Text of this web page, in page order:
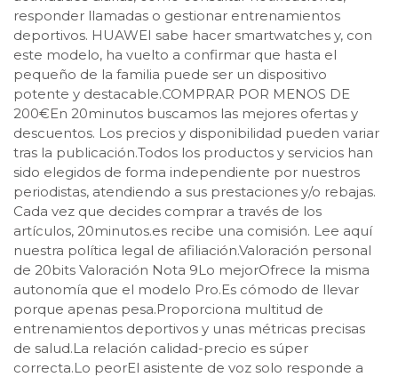
responder llamadas o gestionar entrenamientos
deportivos. HUAWEI sabe hacer smartwatches y, con
este modelo, ha vuelto a confirmar que hasta el
pequeño de la familia puede ser un dispositivo
potente y destacable.COMPRAR POR MENOS DE
200€En 20minutos buscamos las mejores ofertas y
descuentos. Los precios y disponibilidad pueden variar
tras la publicación.Todos los productos y servicios han
sido elegidos de forma independiente por nuestros
periodistas, atendiendo a sus prestaciones y/o rebajas.
Cada vez que decides comprar a través de los
artículos, 20minutos.es recibe una comisión. Lee aquí
nuestra política legal de afiliación.Valoración personal
de 20bits Valoración Nota 9Lo mejorOfrece la misma
autonomía que el modelo Pro.​Es cómodo de llevar
porque apenas pesa.​Proporciona multitud de
entrenamientos deportivos y unas métricas precisas
de salud.La relación calidad-precio es súper
correcta.Lo peorEl asistente de voz solo responde a